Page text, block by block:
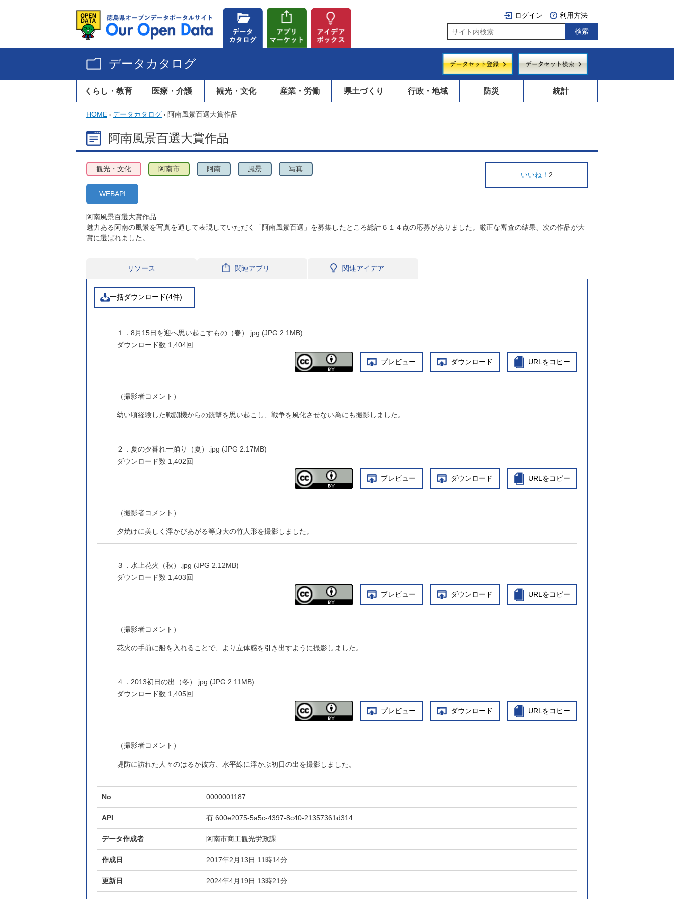
ログイン 利用方法
データカタログ
くらし・教育 医療・介護 観光・文化 産業・労働 県土づくり 行政・地域 防災 統計
HOME› データカタログ› 阿南風景百選大賞作品
阿南風景百選大賞作品
いいね！ 2
観光・文化 阿南市 阿南 風景 写真
WEBAPI
阿南風景百選大賞作品
魅力ある阿南の風景を写真を通して表現していただく「阿南風景百選」を募集したところ総計６１４点の応募がありました。厳正な審査の結果、次の作品が大
賞に選ばれました。
リソース 関連アプリ 関連アイデア
一括ダウンロード(4件)
１．8月15日を迎へ思い起こすもの（春）.jpg (JPG 2.1MB)
ダウンロード数 1,404回
プレビュー ダウンロード URLをコピー
（撮影者コメント）
幼い頃経験した戦闘機からの銃撃を思い起こし、戦争を風化させない為にも撮影しました。
２．夏の夕暮れ一踊り（夏）.jpg (JPG 2.17MB)
ダウンロード数 1,402回
プレビュー ダウンロード URLをコピー
（撮影者コメント）
夕焼けに美しく浮かびあがる等身大の竹人形を撮影しました。
３．水上花火（秋）.jpg (JPG 2.12MB)
ダウンロード数 1,403回
プレビュー ダウンロード URLをコピー
（撮影者コメント）
花火の手前に船を入れることで、より立体感を引き出すように撮影しました。
４．2013初日の出（冬）.jpg (JPG 2.11MB)
ダウンロード数 1,405回
プレビュー ダウンロード URLをコピー
（撮影者コメント）
堤防に訪れた人々のはるか彼方、水平線に浮かぶ初日の出を撮影しました。
No 0000001187
API 有 600e2075-5a5c-4397-8c40-21357361d314
データ作成者 阿南市商工観光労政課
作成日 2017年2月13日 11時14分
更新日 2024年4月19日 13時21分